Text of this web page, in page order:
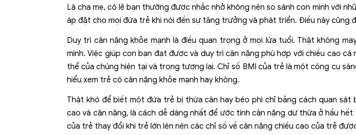
Là cha mẹ, có lẽ bạn thường được nhắc nhở không nên so sánh con mình với
áp đặt cho mọi đứa trẻ khi nói đến sự tăng trưởng và phát triển. Điều này cũng
Duy trì cân nặng khỏe mạnh là điều quan trọng ở mọi lứa tuổi. Thật không
mình. Việc giúp con bạn đạt được và duy trì cân nặng phù hợp với chiều cao
thể của chúng hiện tại và trong tương lai. Chỉ số BMI của trẻ là một công cụ
hiểu xem trẻ có cân nặng khỏe mạnh hay không.
Thật khó để biết một đứa trẻ bị thừa cân hay béo phì chỉ bằng cách quan
cao và cân nặng, là cách dễ dàng nhất để ước tính cân nặng dư thừa ở hầu
của trẻ thay đổi khi trẻ lớn lên nên các chỉ số về cân nặng chiều cao của trẻ